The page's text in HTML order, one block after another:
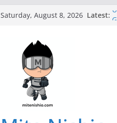
Saturday, August 8, 2026 Latest: